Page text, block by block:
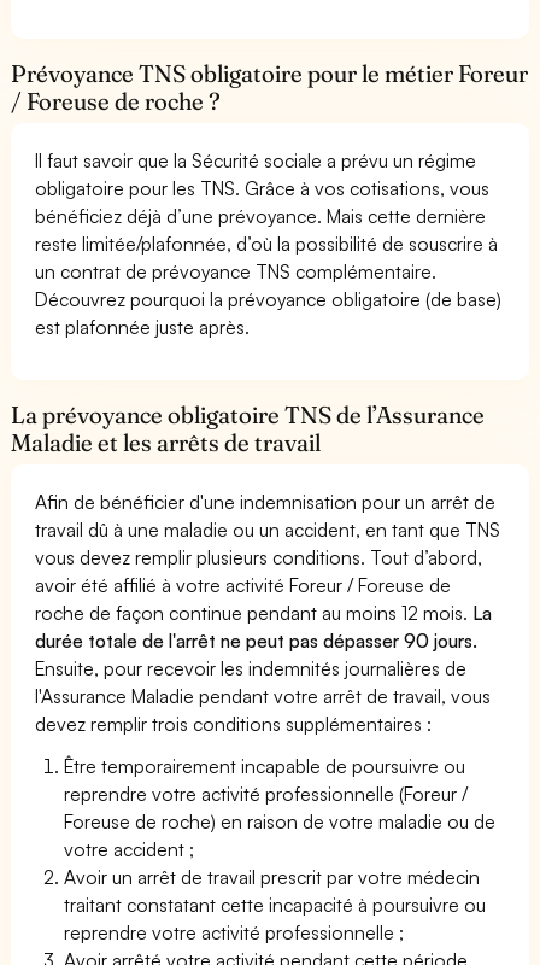
Prévoyance TNS obligatoire pour le métier Foreur
/ Foreuse de roche ?
Il faut savoir que la Sécurité sociale a prévu un régime
obligatoire pour les TNS. Grâce à vos cotisations, vous
bénéficiez déjà d’une prévoyance. Mais cette dernière
reste limitée/plafonnée, d’où la possibilité de souscrire à
un contrat de prévoyance TNS complémentaire.
Découvrez pourquoi la prévoyance obligatoire (de base)
est plafonnée juste après.
La prévoyance obligatoire TNS de l’Assurance
Maladie et les arrêts de travail
Afin de bénéficier d'une indemnisation pour un arrêt de
travail dû à une maladie ou un accident, en tant que TNS
vous devez remplir plusieurs conditions. Tout d’abord,
avoir été affilié à votre activité Foreur / Foreuse de
roche de façon continue pendant au moins 12 mois. La
durée totale de l'arrêt ne peut pas dépasser 90 jours.
Ensuite, pour recevoir les indemnités journalières de
l'Assurance Maladie pendant votre arrêt de travail, vous
devez remplir trois conditions supplémentaires :
Être temporairement incapable de poursuivre ou
reprendre votre activité professionnelle (Foreur /
Foreuse de roche) en raison de votre maladie ou de
votre accident ;
Avoir un arrêt de travail prescrit par votre médecin
traitant constatant cette incapacité à poursuivre ou
reprendre votre activité professionnelle ;
Avoir arrêté votre activité pendant cette période